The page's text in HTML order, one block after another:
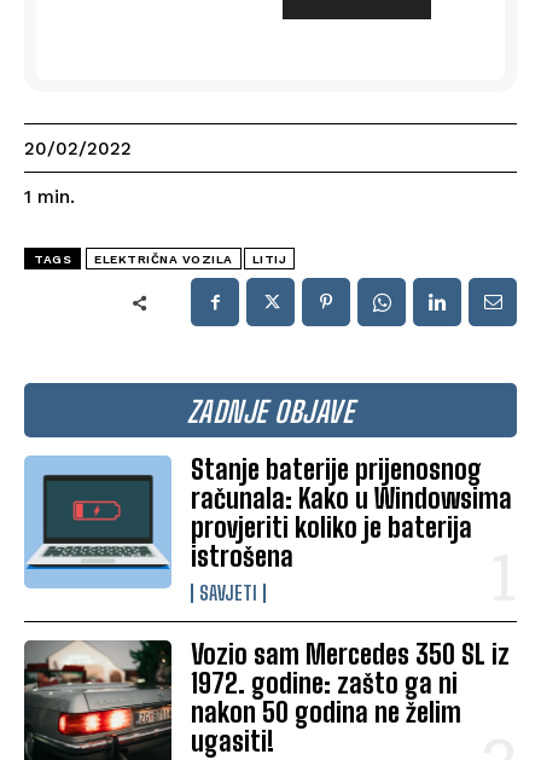
ZADNJE OBJAVE
Stanje baterije prijenosnog
računala: Kako u Windowsima
provjeriti koliko je baterija
istrošena
SAVJETI
Vozio sam Mercedes 350 SL iz
1972. godine: zašto ga ni
nakon 50 godina ne želim
ugasiti!
20/02/2022
1 min.
TAGS ELEKTRIČNA VOZILA LITIJ